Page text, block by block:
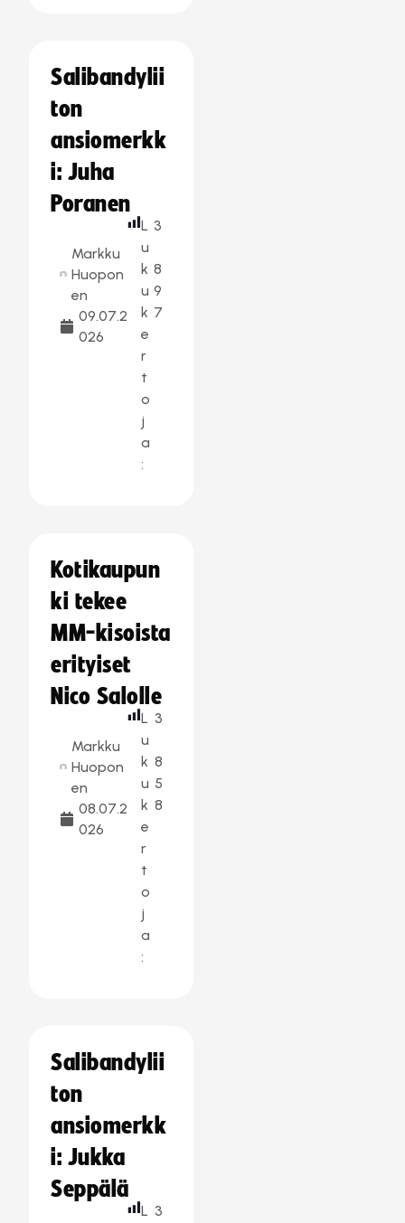
Salibandylii
ton
ansiomerkk
i: Juha
Poranen
Markku
Huopon
en
09.07.2
026
L
u
k
u
k
e
r
t
o
j
a
:
3
8
9
7
Kotikaupun
ki tekee
MM-kisoista
erityiset
Nico Salolle
Markku
Huopon
en
08.07.2
026
L
u
k
u
k
e
r
t
o
j
a
:
3
8
5
8
Salibandylii
ton
ansiomerkk
i: Jukka
Seppälä
L 3